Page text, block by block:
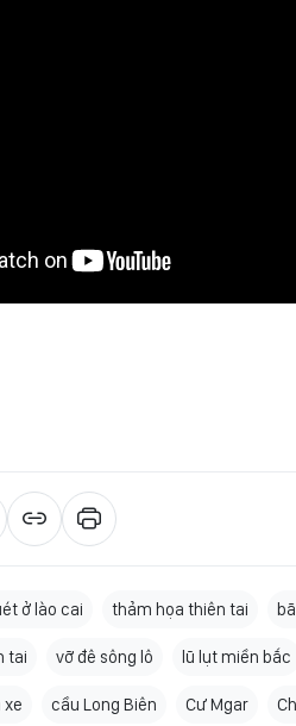
ở lào cai thảm họa thiên tai
tai vỡ đê sông lô lũ lụt miền bắc
cầu Long Biên Cư Mgar